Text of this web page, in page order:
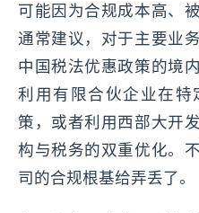
可能因为合规成本高、
通常建议，对于主要业
中国税法优惠政策的境
利用有限合伙企业在特
策，或者利用西部大开
构与税务的双重优化。
司的合规根基给弄丢了。